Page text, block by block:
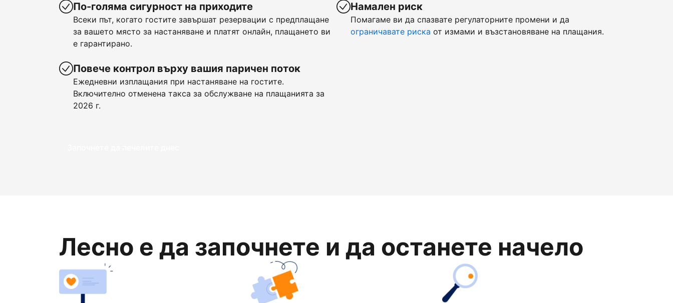
По-голяма сигурност на приходите
Всеки път, когато гостите завършат резервации с предплащане
за вашето място за настаняване и платят онлайн, плащането ви
е гарантирано.
Повече контрол върху вашия паричен поток
Ежедневни изплащания при настаняване на гостите.
Включително отменена такса за обслужване на плащанията за
2026 г.
Намален риск
Помагаме ви да спазвате регулаторните промени и да
ограничавате риска от измами и възстановяване на плащания.
Започнете да печелите днес
Лесно е да започнете и да останете начело